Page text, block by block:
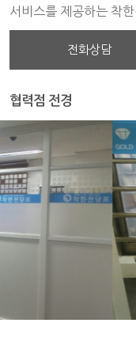
서비스를 제공하는 착
전화상담
협력점 전경